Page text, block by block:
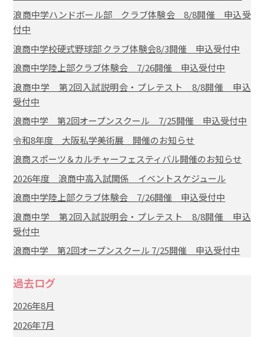
浪商中学ハンドボール部 クラブ体験会 8/8開催 申込受
付中
浪商中学校硬式野球部 クラブ体験会8/3開催 申込受付中
浪商中学陸上部クラブ体験会 7/26開催 申込受付中
浪商中学 第2回入試説明会・プレテスト 8/8開催 申込
受付中
浪商中学 第2回オープンスクール 7/25開催 申込受付中
令和8年度 大阪私学美術展 開催のお知らせ
浪商スポーツ＆カルチャーフェスティバル開催のお知らせ
2026年度 浪商中高入試関係 イベントスケジュール
浪商中学陸上部クラブ体験会 7/26開催 申込受付中
浪商中学 第2回入試説明会・プレテスト 8/8開催 申込
受付中
浪商中学 第2回オープンスクール 7/25開催 申込受付中
過去ログ
2026年8月
2026年7月